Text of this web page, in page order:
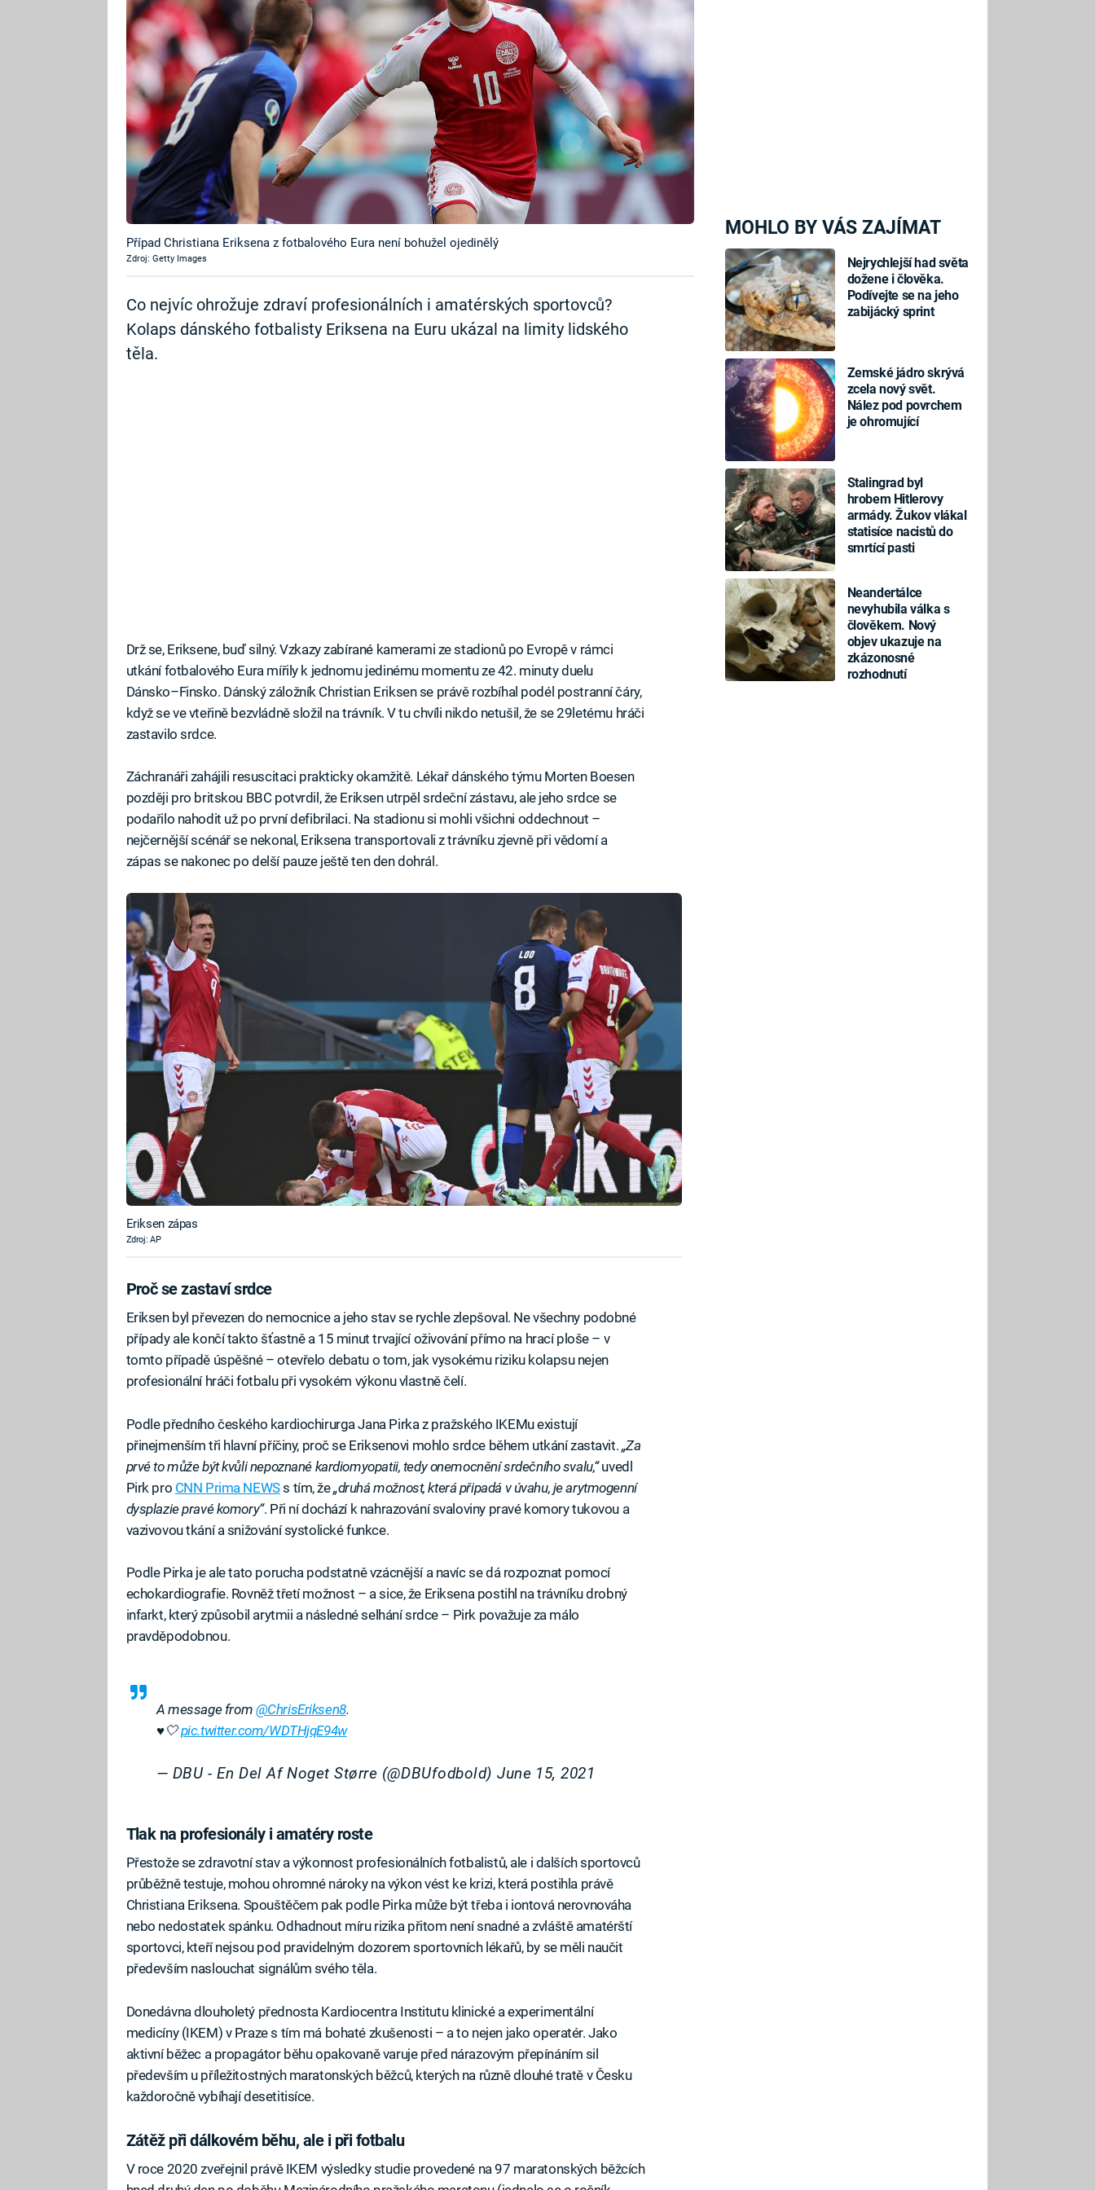
MOHLO BY VÁS ZAJÍMAT
Nejrychlejší had světa
dožene i člověka.
Podívejte se na jeho
zabijácký sprint
Zemské jádro skrývá
zcela nový svět.
Nález pod povrchem
je ohromující
Stalingrad byl
hrobem Hitlerovy
armády. Žukov vlákal
statisíce nacistů do
smrtící pasti
Neandertálce
nevyhubila válka s
člověkem. Nový
objev ukazuje na
zkázonosné
rozhodnutí
Případ Christiana Eriksena z fotbalového Eura není bohužel ojedinělý
Zdroj: Getty Images
Co nejvíc ohrožuje zdraví profesionálních i amatérských sportovců?
Kolaps dánského fotbalisty Eriksena na Euru ukázal na limity lidského
těla.
Drž se, Eriksene, buď silný. Vzkazy zabírané kamerami ze stadionů po Evropě v rámci
utkání fotbalového Eura mířily k jednomu jedinému momentu ze 42. minuty duelu
Dánsko–Finsko. Dánský záložník Christian Eriksen se právě rozbíhal podél postranní čáry,
když se ve vteřině bezvládně složil na trávník. V tu chvíli nikdo netušil, že se 29letému hráči
zastavilo srdce.
Záchranáři zahájili resuscitaci prakticky okamžitě. Lékař dánského týmu Morten Boesen
později pro britskou BBC potvrdil, že Eriksen utrpěl srdeční zástavu, ale jeho srdce se
podařilo nahodit už po první defibrilaci. Na stadionu si mohli všichni oddechnout –
nejčernější scénář se nekonal, Eriksena transportovali z trávníku zjevně při vědomí a
zápas se nakonec po delší pauze ještě ten den dohrál.
Eriksen zápas
Zdroj: AP
Proč se zastaví srdce
Eriksen byl převezen do nemocnice a jeho stav se rychle zlepšoval. Ne všechny podobné
případy ale končí takto šťastně a 15 minut trvající oživování přímo na hrací ploše – v
tomto případě úspěšné – otevřelo debatu o tom, jak vysokému riziku kolapsu nejen
profesionální hráči fotbalu při vysokém výkonu vlastně čelí.
Podle předního českého kardiochirurga Jana Pirka z pražského IKEMu existují
přinejmenším tři hlavní příčiny, proč se Eriksenovi mohlo srdce během utkání zastavit. „Za
prvé to může být kvůli nepoznané kardiomyopatii, tedy onemocnění srdečního svalu,“uvedl
Pirk pro CNN Prima NEWSs tím, že„druhá možnost, která připadá v úvahu, je arytmogenní
dysplazie pravé komory“. Při ní dochází k nahrazování svaloviny pravé komory tukovou a
vazivovou tkání a snižování systolické funkce.
Podle Pirka je ale tato porucha podstatně vzácnější a navíc se dá rozpoznat pomocí
echokardiografie. Rovněž třetí možnost – a sice, že Eriksena postihl na trávníku drobný
infarkt, který způsobil arytmii a následné selhání srdce – Pirk považuje za málo
pravděpodobnou.
A message from @ChrisEriksen8.
♥️🤍pic.twitter.com/WDTHjqE94w
— DBU - En Del Af Noget Større (@DBUfodbold)June 15, 2021
Tlak na profesionály i amatéry roste
Přestože se zdravotní stav a výkonnost profesionálních fotbalistů, ale i dalších sportovců
průběžně testuje, mohou ohromné nároky na výkon vést ke krizi, která postihla právě
Christiana Eriksena. Spouštěčem pak podle Pirka může být třeba i iontová nerovnováha
nebo nedostatek spánku. Odhadnout míru rizika přitom není snadné a zvláště amatérští
sportovci, kteří nejsou pod pravidelným dozorem sportovních lékařů, by se měli naučit
především naslouchat signálům svého těla.
Donedávna dlouholetý přednosta Kardiocentra Institutu klinické a experimentální
medicíny (IKEM) v Praze s tím má bohaté zkušenosti – a to nejen jako operatér. Jako
aktivní běžec a propagátor běhu opakovaně varuje před nárazovým přepínáním sil
především u příležitostných maratonských běžců, kterých na různě dlouhé tratě v Česku
každoročně vybíhají desetitisíce.
Zátěž při dálkovém běhu, ale i při fotbalu
V roce 2020 zveřejnil právě IKEM výsledky studie provedené na 97 maratonských běžcích